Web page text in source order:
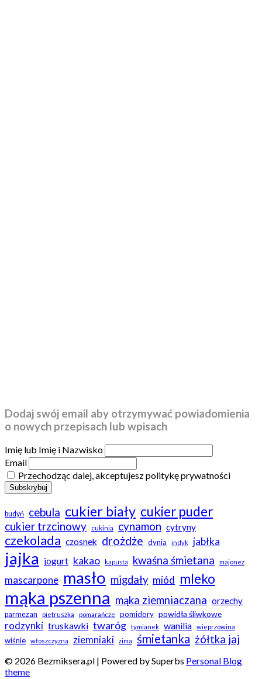
Dodaj swój email aby otrzymywać powiadomienia
o nowych przepisach lub wpisach
Imię lub Imię i Nazwisko
Email
Przechodząc dalej, akceptujesz politykę prywatności
budyń cebula cukier biały cukier puder
cukier trzcinowy cukinia cynamon cytryny
czekolada czosnek drożdże dynia indyk jabłka
jajka jogurt kakao kapusta kwaśna śmietana majonez
mascarpone masło migdały miód mleko
mąka pszenna mąka ziemniaczana orzechy
parmezan pietruszka pomarańcze pomidory powidła śliwkowe
rodzynki truskawki twaróg tymianek wanilia wieprzowina
wiśnie włoszczyzna ziemniaki zima śmietanka żółtka jaj
© 2026 Bezmiksera.pl | Powered by Superbs Personal Blog
theme